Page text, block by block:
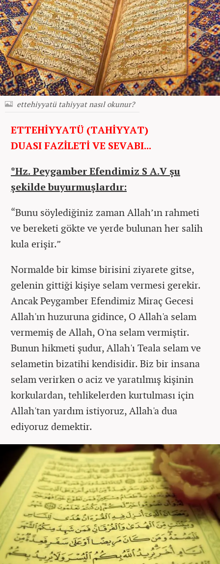
ettehiyyatü tahiyyat nasıl okunur?
ETTEHİYYATÜ (TAHİYYAT)
DUASI FAZİLETİ VE SEVABI...
*Hz. Peygamber Efendimiz S A.V şu
şekilde buyurmuşlardır:
“Bunu söylediğiniz zaman Allah’ın rahmeti
ve bereketi gökte ve yerde bulunan her salih
kula erişir.”
Normalde bir kimse birisini ziyarete gitse,
gelenin gittiği kişiye selam vermesi gerekir.
Ancak Peygamber Efendimiz Miraç Gecesi
Allah'ın huzuruna gidince, O Allah'a selam
vermemiş de Allah, O'na selam vermiştir.
Bunun hikmeti şudur, Allah'ı Teala selam ve
selametin bizatihi kendisidir. Biz bir insana
selam verirken o aciz ve yaratılmış kişinin
korkulardan, tehlikelerden kurtulması için
Allah'tan yardım istiyoruz, Allah'a dua
ediyoruz demektir.